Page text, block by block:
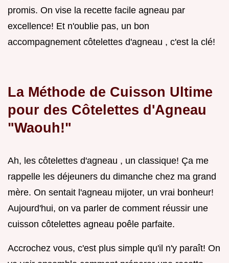
promis. On vise la recette facile agneau par
excellence! Et n'oublie pas, un bon
accompagnement côtelettes d'agneau , c'est la clé!
La Méthode de Cuisson Ultime
pour des Côtelettes d'Agneau
"Waouh!"
Ah, les côtelettes d'agneau , un classique! Ça me
rappelle les déjeuners du dimanche chez ma grand
mère. On sentait l'agneau mijoter, un vrai bonheur!
Aujourd'hui, on va parler de comment réussir une
cuisson côtelettes agneau poêle parfaite.
Accrochez vous, c'est plus simple qu'il n'y paraît! On